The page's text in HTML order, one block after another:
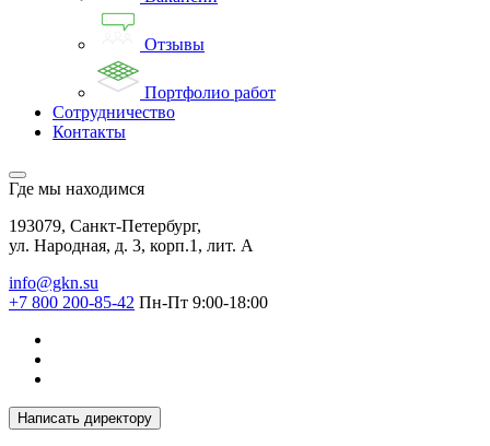
Отзывы
Портфолио работ
Сотрудничество
Контакты
Где мы находимся
193079, Санкт-Петербург,
ул. Народная, д. 3, корп.1, лит. А
info@gkn.su
+7 800 200-85-42 Пн-Пт 9:00-18:00
Написать директору